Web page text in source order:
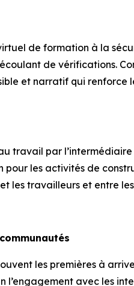
de formation à la
de vérifications.
et narratif qui renforce
travail par
les activités de
les travailleurs et entre
les premières à
avec les